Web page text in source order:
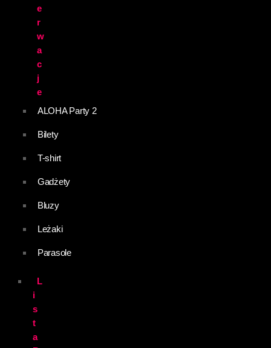
e
r
w
a
c
j
e
ALOHA Party 2
Bilety
T-shirt
Gadżety
Bluzy
Leżaki
Parasole
L
i
s
t
a